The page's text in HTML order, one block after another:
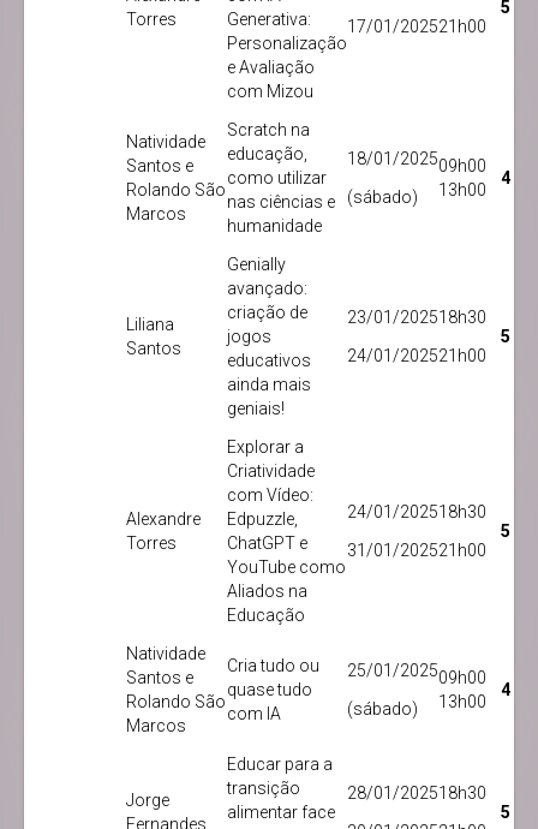
Torres
Generativa:
Personalização
e Avaliação
com Mizou
17/01/202521h00
5
Natividade
Santos e
Rolando São
Marcos
Scratch na
educação,
como utilizar
nas ciências e
humanidade
18/01/2025
(sábado)
09h00
13h00
4
Liliana
Santos
Genially
avançado:
criação de
jogos
educativos
ainda mais
geniais!
23/01/2025
24/01/2025
18h30
21h00
5
Alexandre
Torres
Explorar a
Criatividade
com Vídeo:
Edpuzzle,
ChatGPT e
YouTube como
Aliados na
Educação
24/01/2025
31/01/2025
18h30
21h00
5
Natividade
Santos e
Rolando São
Marcos
Cria tudo ou
quase tudo
com IA
25/01/2025
(sábado)
09h00
13h00
4
Jorge
Fernandes
Educar para a
transição
alimentar face
28/01/202518h30
5